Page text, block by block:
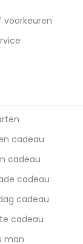
voorkeuren
cadeau
cadeau
cadeau
cadeau
cadeau
man